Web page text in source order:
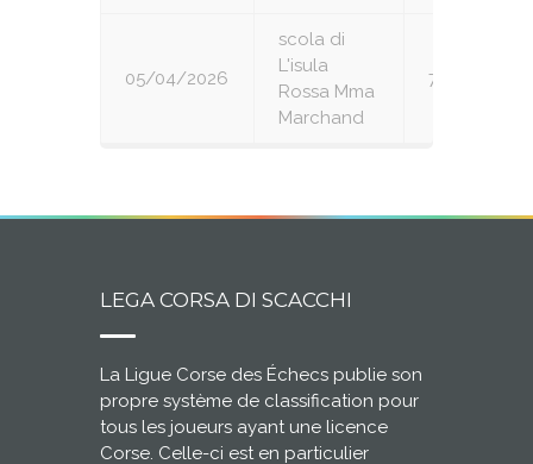
05/04/2026
scola di
L'isula
Rossa Mma
Marchand
7
LEGA CORSA DI SCACCHI
La Ligue Corse des Échecs publie son
propre système de classification pour
tous les joueurs ayant une licence
Corse. Celle-ci est en particulier